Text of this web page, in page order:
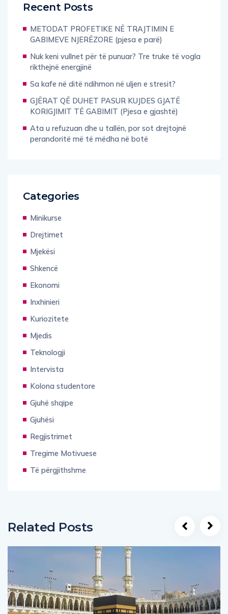
Recent Posts
METODAT PROFETIKE NË TRAJTIMIN E
GABIMEVE NJERËZORE (pjesa e parë)
Nuk keni vullnet për të punuar? Tre truke të vogla
rikthejnë energjinë
Sa kafe në ditë ndihmon në uljen e stresit?
GJËRAT QË DUHET PASUR KUJDES GJATË
KORIGJIMIT TË GABIMIT (Pjesa e gjashtë)
Ata u refuzuan dhe u tallën, por sot drejtojnë
perandoritë më të mëdha në botë
Categories
Minikurse
Drejtimet
Mjekësi
Shkencë
Ekonomi
Inxhinieri
Kuriozitete
Mjedis
Teknologji
Intervista
Kolona studentore
Gjuhë shqipe
Gjuhësi
Regjistrimet
Tregime Motivuese
Të përgjithshme
Related Posts